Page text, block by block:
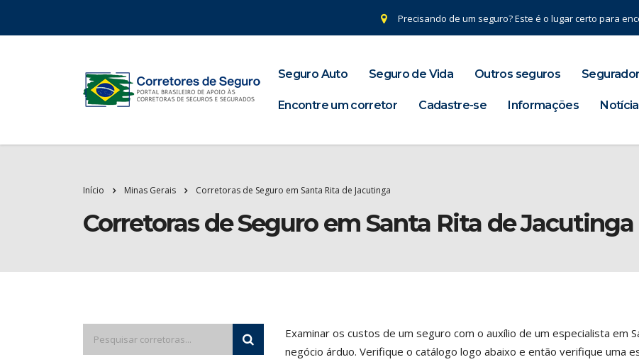
Precisando de um seguro? Este é o lugar certo para
Seguro Auto Seguro de Vida Outros seguros
Encontre um corretor Cadastre-se Informações
Início Minas Gerais Corretoras de Seguro em Santa Rita de Jacutinga
Corretoras de Seguro em Santa Rita de Jacutinga
Examinar os custos de um seguro com o auxílio de um especialista em
negócio árduo. Verifique o catálogo logo abaixo e então verifique uma